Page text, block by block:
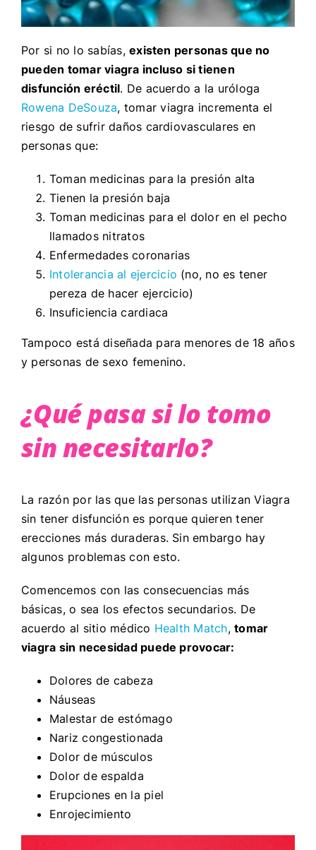
Por si no lo sabías,existen personas que no
pueden tomar viagra incluso si tienen
disfunción eréctil. De acuerdo a la uróloga
Rowena DeSouza, tomar viagra incrementa el
riesgo de sufrir daños cardiovasculares en
personas que:
Toman medicinas para la presión alta
Tienen la presión baja
Toman medicinas para el dolor en el pecho
llamados nitratos
Enfermedades coronarias
Intolerancia al ejercicio (no, no es tener
pereza de hacer ejercicio)
Insuficiencia cardiaca
Tampoco está diseñada para menores de 18 años
y personas de sexo femenino.
¿Qué pasa si lo tomo
sin necesitarlo?
La razón por las que las personas utilizan Viagra
sin tener disfunción es porque quieren tener
erecciones más duraderas. Sin embargo hay
algunos problemas con esto.
Comencemos con las consecuencias más
básicas, o sea los efectos secundarios. De
acuerdo al sitio médico Health Match,tomar
viagra sin necesidad puede provocar:
Dolores de cabeza
Náuseas
Malestar de estómago
Nariz congestionada
Dolor de músculos
Dolor de espalda
Erupciones en la piel
Enrojecimiento